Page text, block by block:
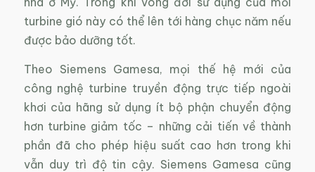
turbine gió này có thể lên tới hàng chục năm nếu
được bảo dưỡng tốt.
Theo Siemens Gamesa, mọi thế hệ mới của
công nghệ turbine truyền động trực tiếp ngoài
khơi của hãng sử dụng ít bộ phận chuyển động
hơn turbine giảm tốc – những cải tiến về thành
phần đã cho phép hiệu suất cao hơn trong khi
vẫn duy trì độ tin cậy. Siemens Gamesa cũng